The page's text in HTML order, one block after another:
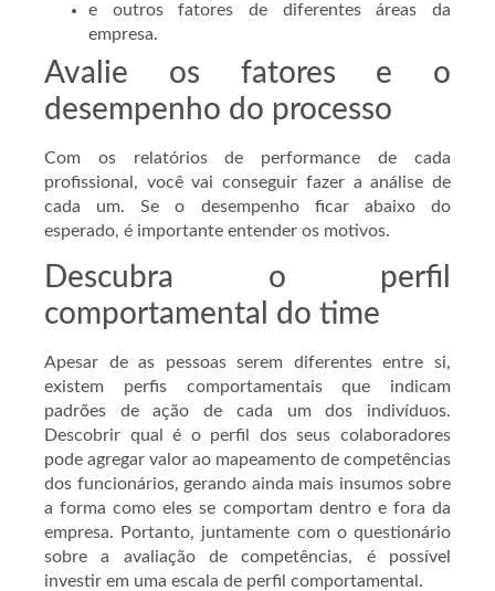
e outros fatores de diferentes áreas da
empresa.
Avalie os fatores e o
desempenho do processo
Com os relatórios de performance de cada
profissional, você vai conseguir fazer a análise de
cada um. Se o desempenho ficar abaixo do
esperado, é importante entender os motivos.
Descubra o perfil
comportamental do time
Apesar de as pessoas serem diferentes entre si,
existem perfis comportamentais que indicam
padrões de ação de cada um dos indivíduos.
Descobrir qual é o perfil dos seus colaboradores
pode agregar valor ao mapeamento de competências
dos funcionários, gerando ainda mais insumos sobre
a forma como eles se comportam dentro e fora da
empresa. Portanto, juntamente com o questionário
sobre a avaliação de competências, é possível
investir em uma escala de perfil comportamental.